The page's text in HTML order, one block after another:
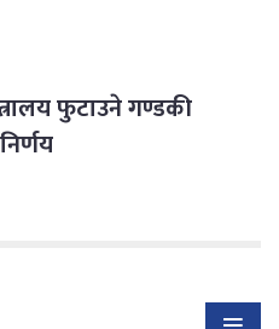
फुटाउने गण्डकी